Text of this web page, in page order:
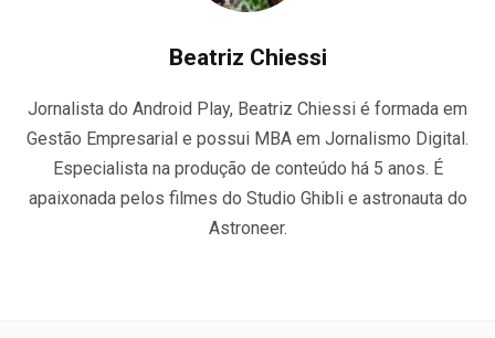
Beatriz Chiessi
Jornalista do Android Play, Beatriz Chiessi é formada em
Gestão Empresarial e possui MBA em Jornalismo Digital.
Especialista na produção de conteúdo há 5 anos. É
apaixonada pelos filmes do Studio Ghibli e astronauta do
Astroneer.